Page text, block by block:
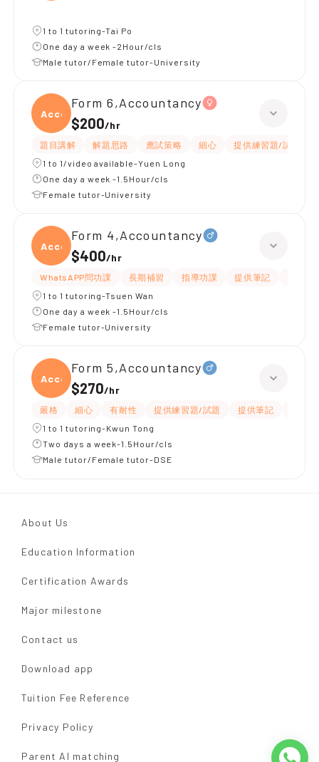
1 to 1 tutoring-Tai Po
One day a week -2Hour/cls
Male tutor/Female tutor-University
Accou
Form 6,Accountancy
$200/hr
題目講解 解題思路 應試策略 細心 提供練習題/試題
1 to 1/video available-Yuen Long
One day a week -1.5Hour/cls
Female tutor-University
Accou
Form 4,Accountancy
$400/hr
WhatsAPP問功課 長期補習 指導功課 提供筆記
1 to 1 tutoring-Tsuen Wan
One day a week -1.5Hour/cls
Female tutor-University
Accou
Form 5,Accountancy
$270/hr
嚴格 細心 有耐性 提供練習題/試題 提供筆記
1 to 1 tutoring-Kwun Tong
Two days a week-1.5Hour/cls
Male tutor/Female tutor-DSE
About Us
Education Information
Certification Awards
Major milestone
Contact us
Download app
Tuition Fee Reference
Privacy Policy
Parent AI matching